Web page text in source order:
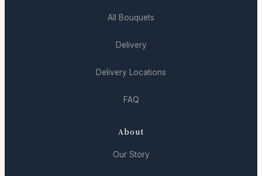
All Bouquets
Delivery
Delivery Locations
FAQ
About
Our Story